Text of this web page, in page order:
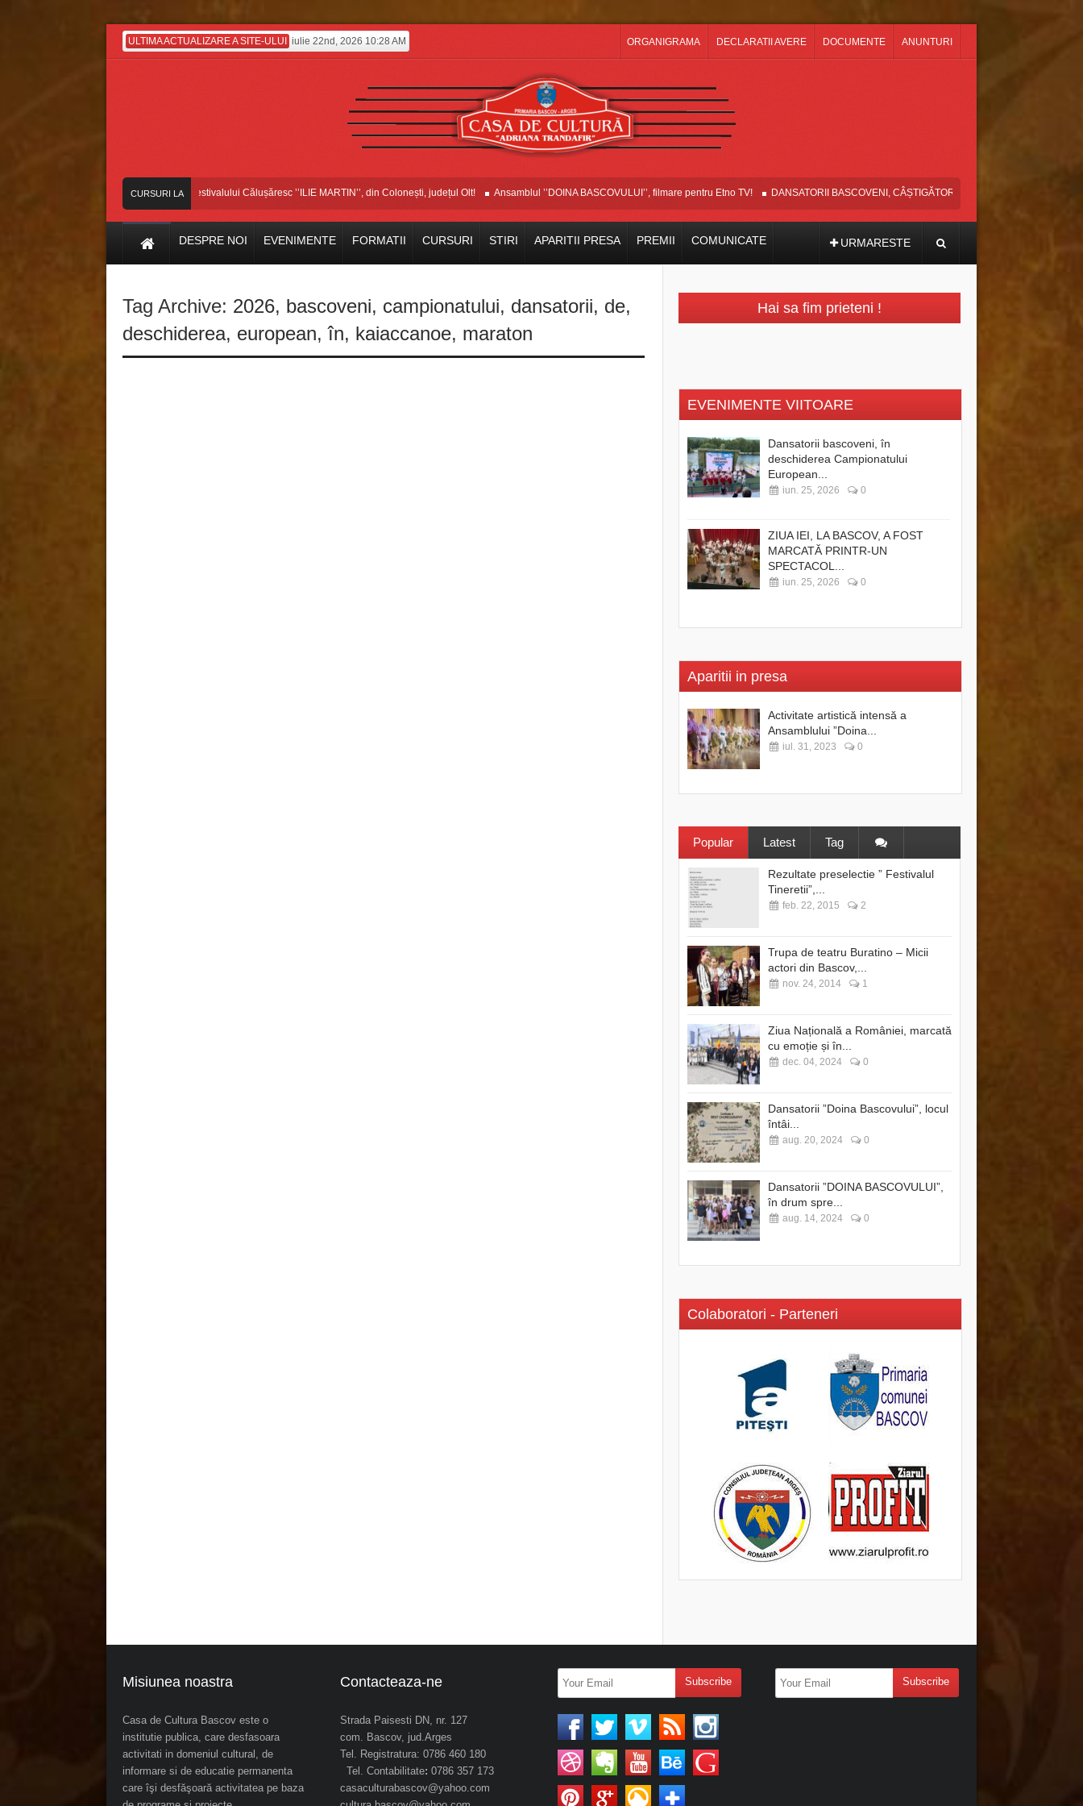
ULTIMA ACTUALIZARE A SITE-ULUI iulie 22nd, 2026 10:28 AM ORGANIGRAMA DECLARATII AVERE DOCUMENTE ANUNTURI
CURSURI LA
ZI
Dansatorii bascoveni, pe scena Festivalului Călușăresc ’’ILIE MARTIN’’, din Colonești, județul Olt! Ansamblul ’’DOINA BASCOVULUI’’, filmare pentru Etno TV! DANSATORII BASCOVENI, CÂȘTIGĂTORII MARELUI PREMIU ȘI AL
DESPRE NOI EVENIMENTE FORMATII CURSURI STIRI APARITII PRESA PREMII COMUNICATE URMARESTE
Tag Archive: 2026, bascoveni, campionatului, dansatorii, de,
deschiderea, european,în, kaiaccanoe, maraton
Hai sa fim prieteni !
EVENIMENTE VIITOARE
Dansatorii bascoveni, în
deschiderea Campionatului
European...
iun. 25, 2026 0
ZIUA IEI, LA BASCOV, A FOST
MARCATĂ PRINTR-UN
SPECTACOL...
iun. 25, 2026 0
Aparitii in presa
Activitate artistică intensă a
Ansamblului ”Doina...
iul. 31, 2023 0
Popular Latest Tag
Rezultate preselectie ” Festivalul
Tineretii”,...
feb. 22, 2015 2
Trupa de teatru Buratino – Micii
actori din Bascov,...
nov. 24, 2014 1
Ziua Națională a României, marcată
cu emoție și în...
dec. 04, 2024 0
Dansatorii ”Doina Bascovului”, locul
întâi...
aug. 20, 2024 0
Dansatorii ”DOINA BASCOVULUI”,
în drum spre...
aug. 14, 2024 0
Colaboratori - Parteneri
Misiunea noastra
Casa de Cultura Bascov este o
institutie publica, care desfasoara
activitati in domeniul cultural, de
informare si de educatie permanenta
care îşi desfăşoară activitatea pe baza
Contacteaza-ne
Strada Paisesti DN, nr. 127
com. Bascov, jud.Arges
Tel. Registratura: 0786 460 180
Tel. Contabilitate: 0786 357 173
casaculturabascov@yahoo.com